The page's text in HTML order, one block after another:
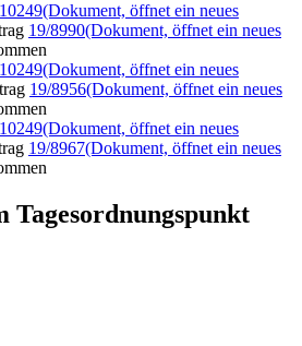
(Dokument, öffnet ein neues
19/8990(Dokument, öffnet ein neues
(Dokument, öffnet ein neues
19/8956(Dokument, öffnet ein neues
(Dokument, öffnet ein neues
19/8967(Dokument, öffnet ein neues
Tagesordnungspunkt